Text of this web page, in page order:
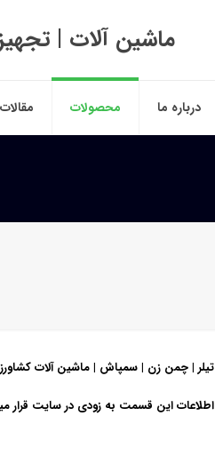
ماشین آلات |
درباره ما محصولات مقالات
تیلر | چمن زن | سمپاش | ماشین آلات
اطلاعات این قسمت به زودی در سایت قرار